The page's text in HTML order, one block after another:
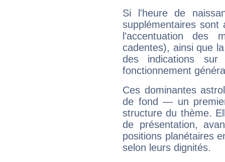
Si l'heure de
supplémentaires sont
l'accentuation des
cadentes), ainsi que
des indications sur
fonctionnement
Ces dominantes
de fond — un
structure du thème.
de présentation,
positions planétaires
selon leurs dignités.